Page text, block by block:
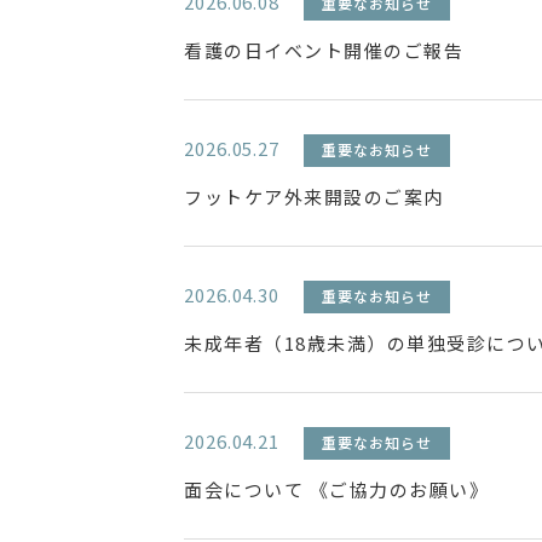
看護の日イベント開催のご報告
2026.05.27 重要なお知らせ
フットケア外来開設のご案内
2026.04.30 重要なお知らせ
未成年者（18歳未満）の単独受診につ
2026.04.21 重要なお知らせ
面会について 《ご協力のお願い》